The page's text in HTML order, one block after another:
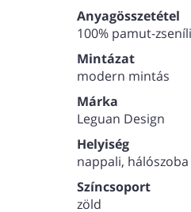
Anyagösszetétel
100% pamut-
Mintázat
modern mintás
Márka
Leguan Design
Helyiség
nappali, hálószoba
Színcsoport
zöld